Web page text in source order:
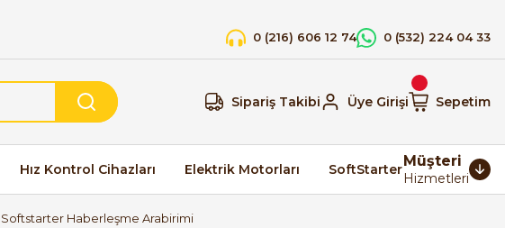
0 (216) 606 12 74 0 (532) 224 04 33
Sipariş Takibi Üye Girişi Sepetim
Hız Kontrol Cihazları Elektrik Motorları SoftStarterMüşteri
Hizmetleri
Softstarter Haberleşme Arabirimi